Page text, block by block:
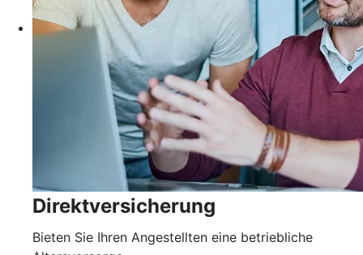
Direktversicherung
Bieten Sie Ihren Angestellten eine betriebliche